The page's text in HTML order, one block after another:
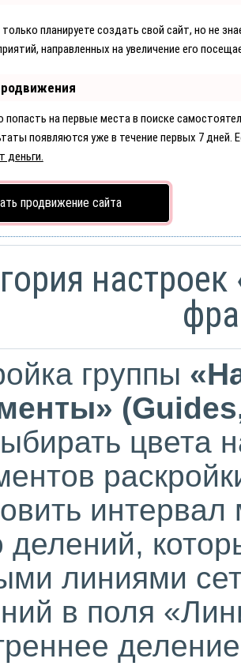
планируете создать свой сайт, но не
направленных на увеличение его
попасть на первые места в поиске
появляются уже в течение первых 7 дней.
деньги.
продвижение сайта
группы
цвета
делений,
линиями
в поля